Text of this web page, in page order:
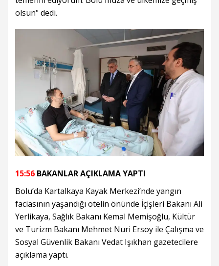
olsun" dedi.
15:56 BAKANLAR AÇIKLAMA YAPTI
Bolu’da Kartalkaya Kayak Merkezi’nde yangın
faciasının yaşandığı otelin önünde İçişleri Bakanı Ali
Yerlikaya, Sağlık Bakanı Kemal Memişoğlu, Kültür
ve Turizm Bakanı Mehmet Nuri Ersoy ile Çalışma ve
Sosyal Güvenlik Bakanı Vedat Işıkhan gazetecilere
açıklama yaptı.